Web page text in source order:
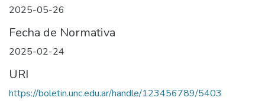
2025-05-26
Fecha de Normativa
2025-02-24
URI
https://boletin.unc.edu.ar/handle/123456789/5403